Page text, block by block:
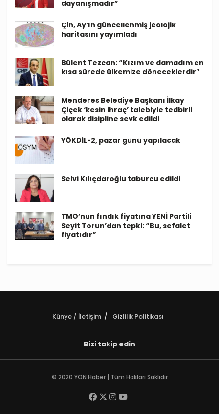
dayanışmadır”
Çin, Ay’ın güncellenmiş jeolojik
haritasını yayımladı
Bülent Tezcan: “Kızım ve damadım en
kısa sürede ülkemize döneceklerdir”
Menderes Belediye Başkanı İlkay
Çiçek ‘kesin ihraç’ talebiyle tedbirli
olarak disipline sevk edildi
YÖKDİL-2, pazar günü yapılacak
Selvi Kılıçdaroğlu taburcu edildi
TMO’nun fındık fiyatına YENİ Partili
Seyit Torun’dan tepki: “Bu, sefalet
fiyatıdır”
Künye / İletişim Gizlilik Politikası
Bizi takip edin
© 2020 YÖN Haber | Tüm Hakları Saklıdır